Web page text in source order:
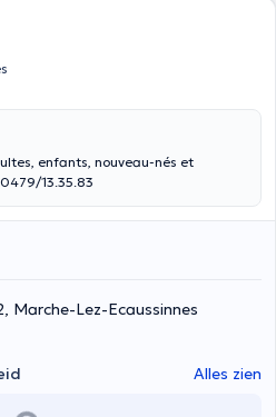
enfants, nouveau-nés et
13.35.83
Marche-Lez-Ecaussinnes
Alles zien